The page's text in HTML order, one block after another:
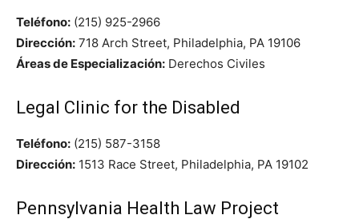
Teléfono: (215) 925-2966
Dirección: 718 Arch Street, Philadelphia, PA 19106
Áreas de Especialización: Derechos Civiles
Legal Clinic for the Disabled
Teléfono: (215) 587-3158
Dirección: 1513 Race Street, Philadelphia, PA 19102
Pennsylvania Health Law Project